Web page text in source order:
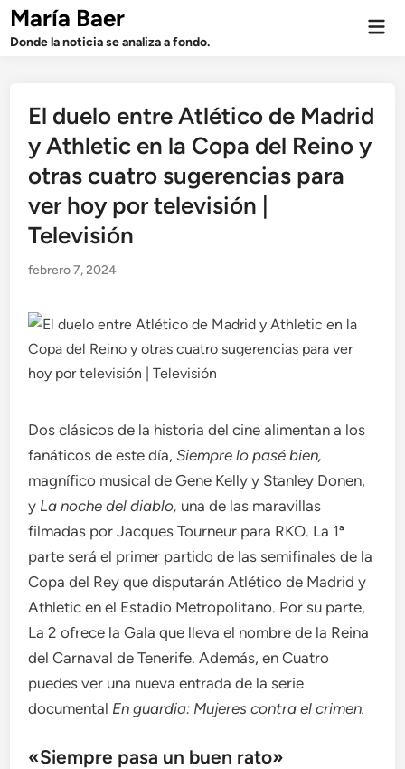
Saltar
contenido
María Baer
Donde la noticia se analiza a fondo.
El duelo entre Atlético de Madrid
y Athletic en la Copa del Reino y
otras cuatro sugerencias para
ver hoy por televisión |
Televisión
febrero 7, 2024
Dos clásicos de la historia del cine alimentan a los
fanáticos de este día,Siempre lo pasé bien,
magnífico musical de Gene Kelly y Stanley Donen,
y La noche del diablo, una de las maravillas
filmadas por Jacques Tourneur para RKO. La 1ª
parte será el primer partido de las semifinales de la
Copa del Rey que disputarán Atlético de Madrid y
Athletic en el Estadio Metropolitano. Por su parte,
La 2 ofrece la Gala que lleva el nombre de la Reina
del Carnaval de Tenerife. Además, en Cuatro
puedes ver una nueva entrada de la serie
documental En guardia: Mujeres contra el crimen.
«Siempre pasa un buen rato»